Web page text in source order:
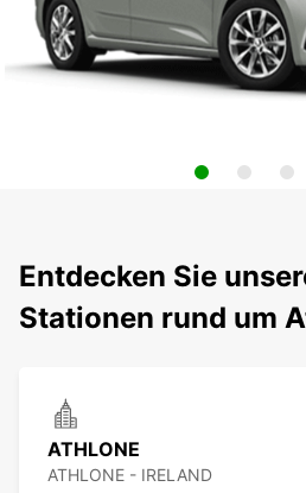
Entdecken Sie
Stationen rund um
ATHLONE
ATHLONE - IRELAND